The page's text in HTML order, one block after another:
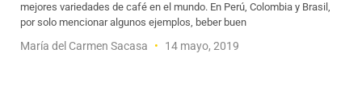
mejores variedades de café en el mundo. En Perú, Colombia y Brasil,
por solo mencionar algunos ejemplos, beber buen
María del Carmen Sacasa 14 mayo, 2019